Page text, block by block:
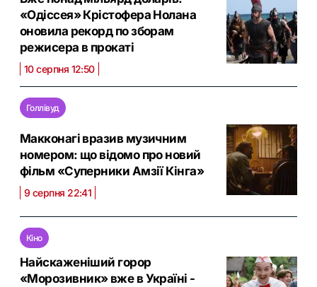
«Одіссея» Крістофера Нолана
оновила рекорд по зборам
режисера в прокаті
10 серпня 12:50
Голлівуд
Макконагі вразив музичним
номером: що відомо про новий
фільм «Суперники Амзії Кінга»
9 серпня 22:41
Кіно
Найскаженіший горор
«Морозивник» вже в Україні -